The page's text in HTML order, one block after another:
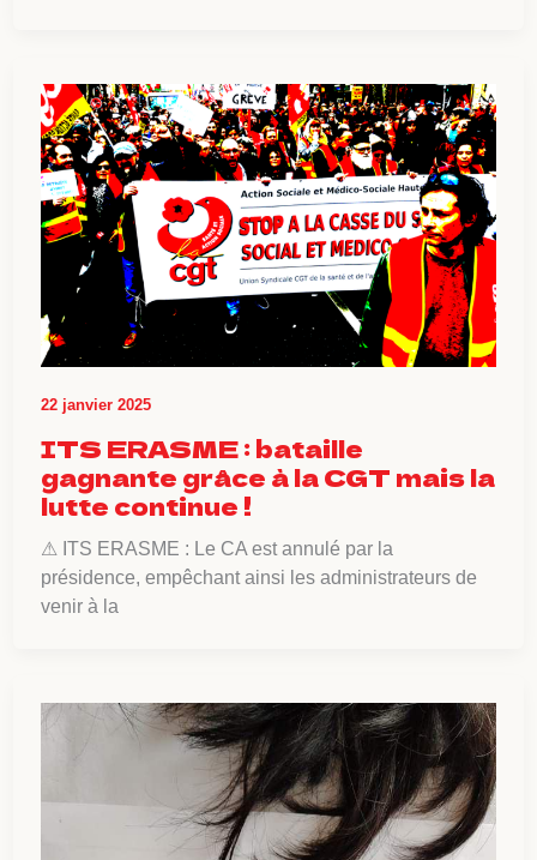
22 janvier 2025
ITS ERASME : bataille
gagnante grâce à la CGT mais la
lutte continue !
⚠ ITS ERASME : Le CA est annulé par la
présidence, empêchant ainsi les administrateurs de
venir à la